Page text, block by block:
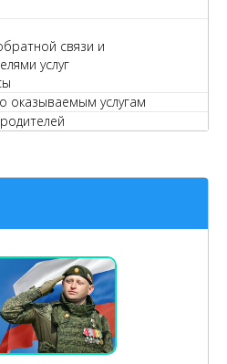
связи и
услуг
оказываемым услугам